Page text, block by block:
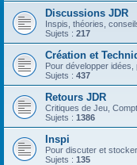
Discussions JDR
Inspis, théories,
Sujets : 217
Création et
Pour développer
Sujets : 437
Retours JDR
Critiques de Jeu,
Sujets : 1386
Inspi
Pour discuter et
Sujets : 135